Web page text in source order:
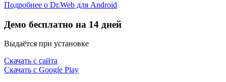
Подробнее о Dr.Web для Android
Демо бесплатно на 14 дней
Выдаётся при установке
Скачать с сайта
Скачать с Google Play